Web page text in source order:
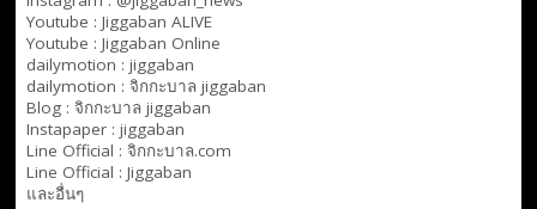
Youtube : Jiggaban ALIVE
Youtube : Jiggaban Online
dailymotion : jiggaban
dailymotion : จิกกะบาล jiggaban
Blog : จิกกะบาล jiggaban
Instapaper : jiggaban
Line Official : จิกกะบาล.com
Line Official : Jiggaban
และอื่นๆ